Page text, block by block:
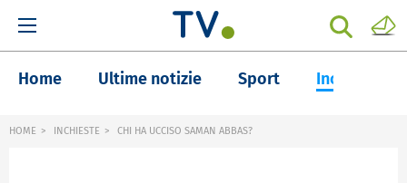
Home Ultime notizie Sport Inchieste
HOME INCHIESTE CHI HA UCCISO SAMAN ABBAS?